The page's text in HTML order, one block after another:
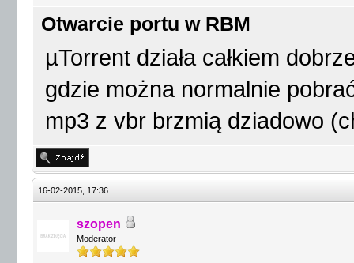
Otwarcie portu w RBM
µTorrent działa całkiem
gdzie można normalnie
mp3 z vbr brzmią dziadowo
16-02-2015, 17:36
szopen
Moderator